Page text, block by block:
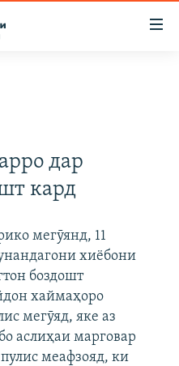
дар
кард
мегӯянд, 11
хиёбони
боздошт
хаймаҳоро
мегӯяд, яке аз
аслиҳаи марговар
меафзояд, ки